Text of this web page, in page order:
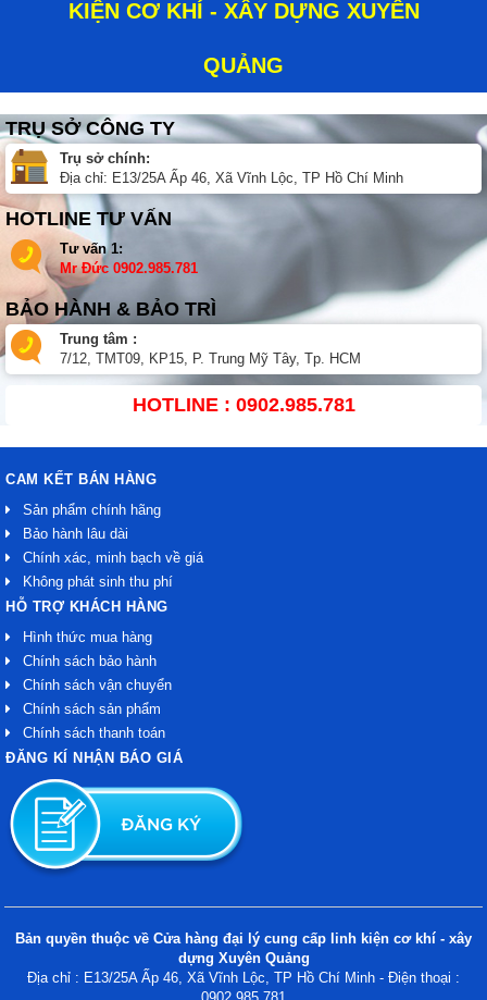
KIỆN CƠ KHÍ - XÂY DỰNG XUYÊN
QUẢNG
TRỤ SỞ CÔNG TY
Trụ sở chính:
Địa chỉ: E13/25A Ấp 46, Xã Vĩnh Lộc, TP Hồ Chí Minh
HOTLINE TƯ VẤN
Tư vấn 1:
Mr Đức 0902.985.781
BẢO HÀNH & BẢO TRÌ
Trung tâm :
7/12, TMT09, KP15, P. Trung Mỹ Tây, Tp. HCM
HOTLINE : 0902.985.781
CAM KẾT BÁN HÀNG
Sản phẩm chính hãng
Bảo hành lâu dài
Chính xác, minh bạch về giá
Không phát sinh thu phí
HỖ TRỢ KHÁCH HÀNG
Hình thức mua hàng
Chính sách bảo hành
Chính sách vận chuyển
Chính sách sản phẩm
Chính sách thanh toán
ĐĂNG KÍ NHẬN BÁO GIÁ
Bản quyền thuộc về Cửa hàng đại lý cung cấp linh kiện cơ khí - xây
dựng Xuyên Quảng
Địa chỉ : E13/25A Ấp 46, Xã Vĩnh Lộc, TP Hồ Chí Minh - Điện thoại :